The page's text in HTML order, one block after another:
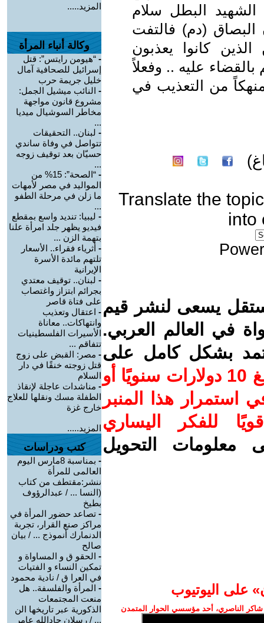
البطل سلام
(دم) فالتفت
كانوا يعذبون
عليه .. وفعلاً
من التعذيب في
Translate the topic
into
يسعى لنشر قيم
في العالم العربي.
بشكل كامل على
ساهم/ي معنا! بدعمكم بمبلغ 10 دولارات سنويًا أو
استمرار هذا المنبر
للفكر اليساري
معلومات التحويل
على اليوتيوب
الناصري، أحد مؤسسي الحوار المتمدن
المزيد.....
وكالة أنباء المرأة
- “هيومن رايتس”: قتل
إسرائيل للصحافية آمال
خليل جريمة حرب
- النائب ميشيل الجمل:
مشروع قانون مواجهة
مخاطر السوشيال ميديا
...
- لبنان.. التحقيقات
تتواصل في وفاة ساندي
حسيّان بعد توقيف زوجه
...
-
“الصحة”: 15% من
المواليد في مصر لأمهات
ما زلن في مرحلة الطفو
...
- ليبيا: تنديد واسع بمقطع
فيديو يظهر جلد امرأة علنا
بتهمة الزن ...
- أثرياء فقراء.. الأسعار
تلتهم مائدة الأسرة
الإيرانية
- لبنان.. توقيف معتدي
بجرائم ابتزاز واغتصاب
على فتاة قاصر
- اعتقال وتعذيب
وانتهاكات.. معاناة
الأسيرات الفلسطينيات
تتفاقم ...
- مصر: القبض على زوج
قتل زوجته خنقًا في دار
السلام
- مناشدات عاجلة لإنقاذ
الطفلة مسك ونقلها للعلاج
خارج غزة
المزيد.....
كتب ودراسات
-
بمناسبة 8مارس اليوم
العالمى للمرأة
ننشر:مقتطف من كتاب
(النسا ... / عبدالرؤوف
بطيخ
- تصاعد حضور المرأة في
مراكز صنع القرار، تجربة
الدنمارك أنموذج ... / بيان
صالح
- الحقو ق و المساواة و
تمكين النساء و الفتيات
في العرا ق / نادية محمود
- المرأة والفلسفة.. هل
منعت المجتمعات
الذكورية عبر تاريخها الن
... / رسلان جادالله عامر